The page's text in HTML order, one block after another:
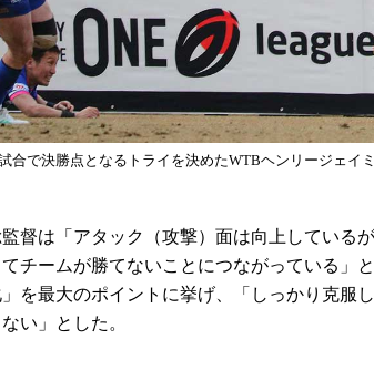
合で決勝点となるトライを決めたWTBヘンリージェイ
督は「アタック（攻撃）面は向上している
チームが勝てないことにつながっている」
を最大のポイントに挙げ、「しっかり克服
い」とした。